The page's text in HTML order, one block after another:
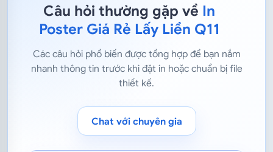
Câu hỏi thường gặp về In
Poster Giá Rẻ Lấy Liền Q11
Các câu hỏi phổ biến được tổng hợp để bạn nắm
nhanh thông tin trước khi đặt in hoặc chuẩn bị file
thiết kế.
Chat với chuyên gia